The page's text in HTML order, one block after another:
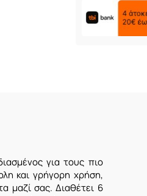
για τους πιο
και γρήγορη χρήση,
μαζί σας. Διαθέτει 6